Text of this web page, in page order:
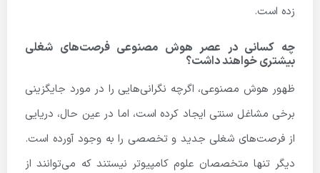
زده است.
چه کسانی در عصر هوش مصنوعی فرصت‌های شغلی
بیشتری خواهند داشت؟
ظهور هوش مصنوعی، اگرچه نگرانی‌هایی را در مورد جایگزینی
برخی مشاغل سنتی ایجاد کرده است، اما در عین حال، دریایی
از فرصت‌های شغلی جدید و تخصصی را به وجود آورده است.
دیگر تنها متخصصان علوم کامپیوتر نیستند که می‌توانند از